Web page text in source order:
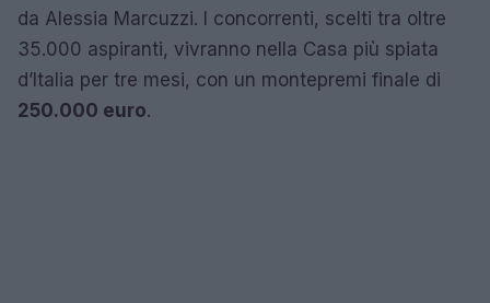
da Alessia Marcuzzi. I concorrenti, scelti tra oltre
35.000 aspiranti, vivranno nella Casa più spiata
d’Italia per tre mesi, con un montepremi finale di
250.000 euro.